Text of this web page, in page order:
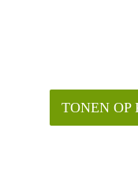
TONEN OP